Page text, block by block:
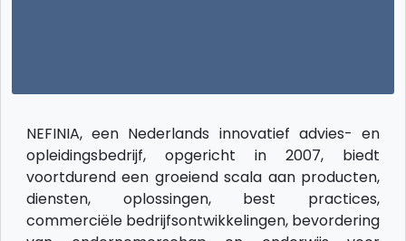
NEFINIA, een Nederlands innovatief advies- en
opleidingsbedrijf, opgericht in 2007, biedt
voortdurend een groeiend scala aan producten,
diensten, oplossingen, best practices,
commerciële bedrijfsontwikkelingen, bevordering